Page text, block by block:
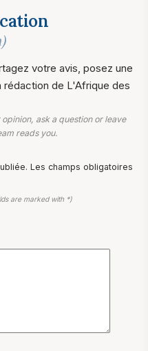
votre avis, posez une
rédaction de L'Afrique des
ask a question or leave
reads you.
Les champs obligatoires
are marked with *)